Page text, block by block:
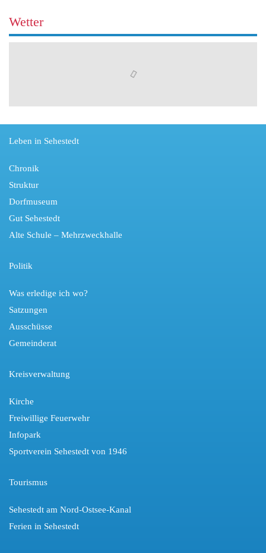
Wetter
Leben in Sehestedt
Chronik
Struktur
Dorfmuseum
Gut Sehestedt
Alte Schule – Mehrzweckhalle
Politik
Was erledige ich wo?
Satzungen
Ausschüsse
Gemeinderat
Kreisverwaltung
Kirche
Freiwillige Feuerwehr
Infopark
Sportverein Sehestedt von 1946
Tourismus
Sehestedt am Nord-Ostsee-Kanal
Ferien in Sehestedt